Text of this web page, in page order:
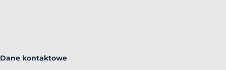
Dane kontaktowe